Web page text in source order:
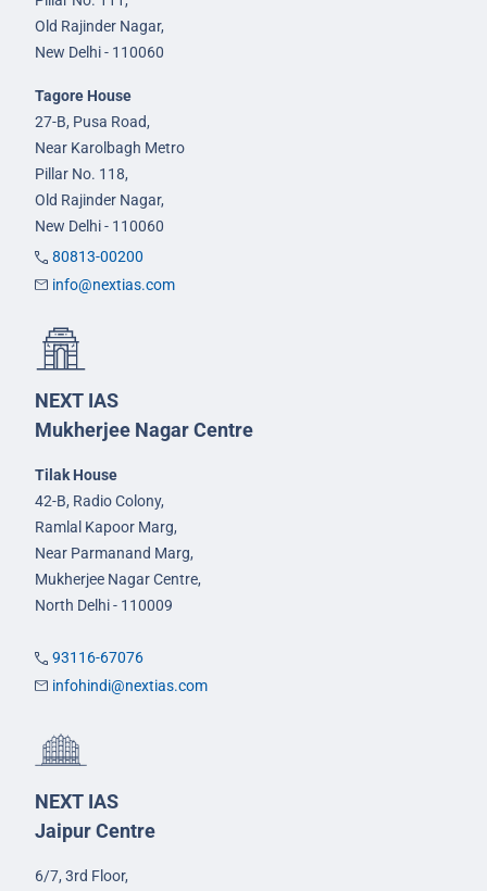
Old Rajinder Nagar,
New Delhi - 110060
Tagore House
27-B, Pusa Road,
Near Karolbagh Metro
Pillar No. 118,
Old Rajinder Nagar,
New Delhi - 110060
80813-00200
info@nextias.com
NEXT IAS
Mukherjee Nagar Centre
Tilak House
42-B, Radio Colony,
Ramlal Kapoor Marg,
Near Parmanand Marg,
Mukherjee Nagar Centre,
North Delhi - 110009
93116-67076
infohindi@nextias.com
NEXT IAS
Jaipur Centre
6/7, 3rd Floor,